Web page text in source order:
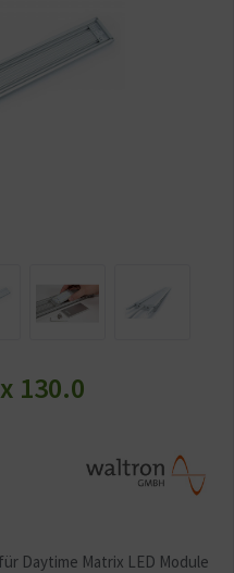
130.0
Daytime Matrix LED Module